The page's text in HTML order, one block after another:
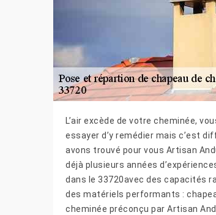
L’air excède de votre cheminée,
essayer d’y remédier mais c’est
avons trouvé pour vous Artisan
déjà plusieurs années
dans le 33720avec des capacités
des matériels performants :
cheminée préconçu par Artisan